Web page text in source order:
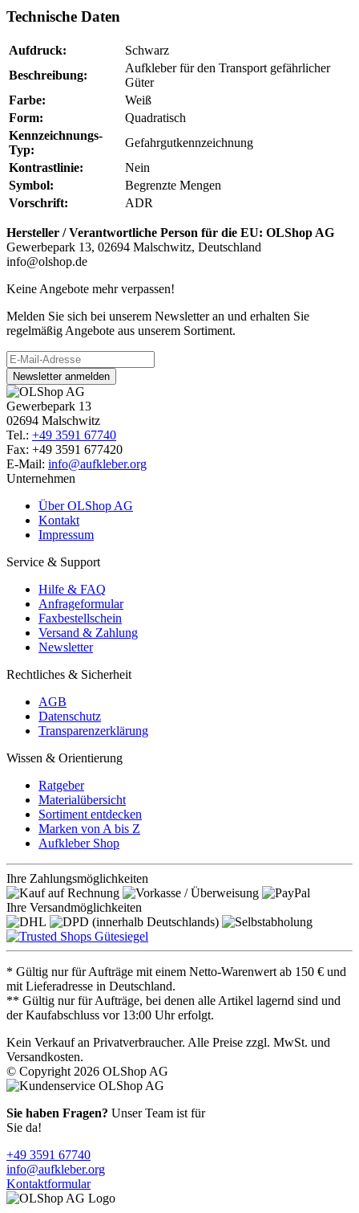
Technische Daten
Aufdruck:
Schwarz
Beschreibung:
Aufkleber für den Transport gefährlicher
Güter
Farbe:
Weiß
Form:
Quadratisch
Kennzeichnungs-
Typ:
Gefahrgutkennzeichnung
Kontrastlinie:
Nein
Symbol:
Begrenzte Mengen
Vorschrift:
ADR
Hersteller / Verantwortliche Person für die EU: OLShop AG
Gewerbepark 13, 02694 Malschwitz, Deutschland
info@olshop.de
Keine Angebote mehr verpassen!
Melden Sie sich bei unserem Newsletter an und erhalten Sie
regelmäßig Angebote aus unserem Sortiment.
Newsletter anmelden
Gewerbepark 13
02694 Malschwitz
Tel.: +49 3591 67740
Fax: +49 3591 677420
E-Mail: info@aufkleber.org
Unternehmen
Über OLShop AG
Kontakt
Impressum
Service & Support
Hilfe & FAQ
Anfrageformular
Faxbestellschein
Versand & Zahlung
Newsletter
Rechtliches & Sicherheit
AGB
Datenschutz
Transparenzerklärung
Wissen & Orientierung
Ratgeber
Materialübersicht
Sortiment entdecken
Marken von A bis Z
Aufkleber Shop
Ihre Zahlungsmöglichkeiten
Ihre Versandmöglichkeiten
* Gültig nur für Aufträge mit einem Netto-Warenwert ab 150 € und
mit Lieferadresse in Deutschland.
** Gültig nur für Aufträge, bei denen alle Artikel lagernd sind und
der Kaufabschluss vor 13:00 Uhr erfolgt.
Kein Verkauf an Privatverbraucher. Alle Preise zzgl. MwSt. und
Versandkosten.
© Copyright 2026 OLShop AG
Sie haben Fragen? Unser Team ist für
Sie da!
+49 3591 67740
info@aufkleber.org
Kontaktformular